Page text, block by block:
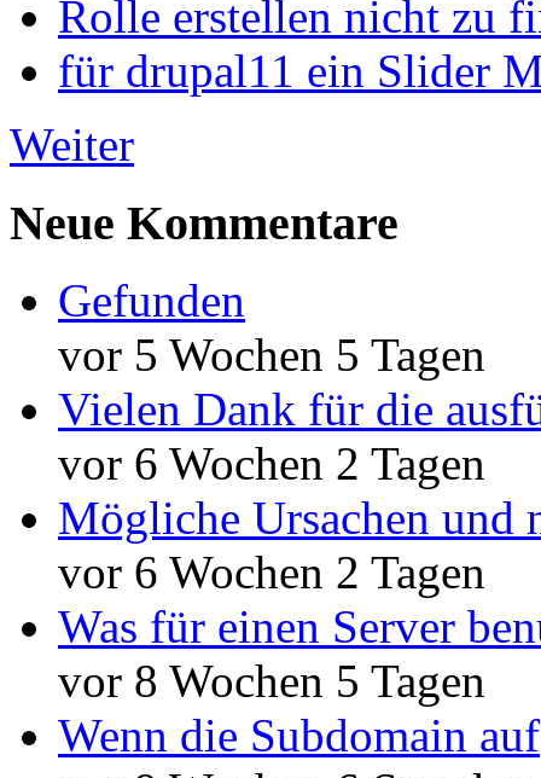
Rolle erstellen nicht zu
für drupal11 ein Slider
Weiter
Neue Kommentare
Gefunden
vor 5 Wochen 5 Tagen
Vielen Dank für die
vor 6 Wochen 2 Tagen
Mögliche Ursachen und
vor 6 Wochen 2 Tagen
Was für einen Server
vor 8 Wochen 5 Tagen
Wenn die Subdomain auf